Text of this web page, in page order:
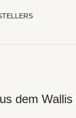
dem Wallis